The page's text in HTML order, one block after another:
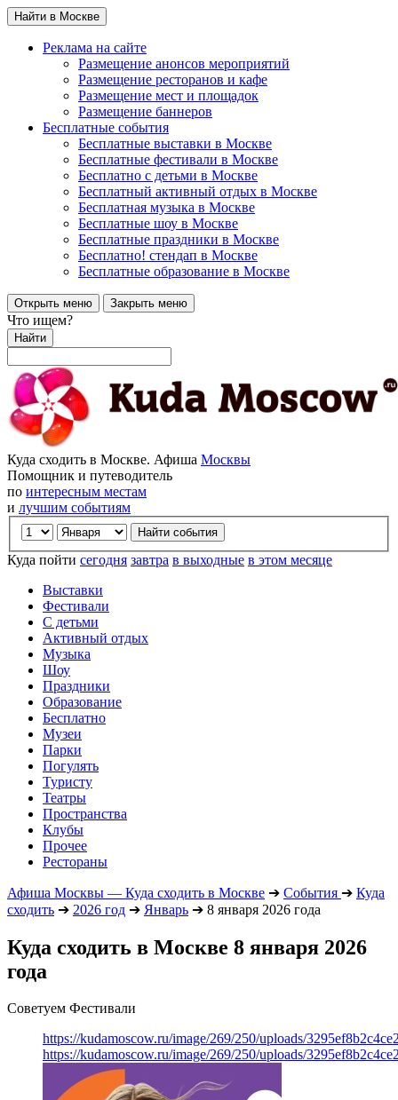
Найти в Москве
Реклама на сайте
Размещение анонсов мероприятий
Размещение ресторанов и кафе
Размещение мест и площадок
Размещение баннеров
Бесплатные события
Бесплатные выставки в Москве
Бесплатные фестивали в Москве
Бесплатно с детьми в Москве
Бесплатный активный отдых в Москве
Бесплатная музыка в Москве
Бесплатные шоу в Москве
Бесплатные праздники в Москве
Бесплатно! стендап в Москве
Бесплатные образование в Москве
Открыть меню Закрыть меню
Что ищем?
Найти
Куда сходить в Москве. Афиша Москвы
Помощник и путеводитель
по интересным местам
и лучшим событиям
Куда пойти сегодня завтра в выходные в этом месяце
Выставки
Фестивали
С детьми
Активный отдых
Музыка
Шоу
Праздники
Образование
Бесплатно
Музеи
Парки
Погулять
Туристу
Театры
Пространства
Клубы
Прочее
Рестораны
Афиша Москвы — Куда сходить в Москве ➔ События ➔ Куда
сходить ➔ 2026 год ➔ Январь ➔ 8 января 2026 года
Куда сходить в Москве 8 января 2026
года
Советуем Фестивали
https://kudamoscow.ru/image/269/250/uploads/
https://kudamoscow.ru/image/269/250/uploads/